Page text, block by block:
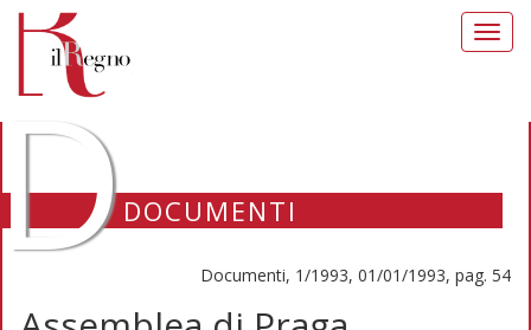
DOCUMENTI
Documenti, 1/1993, 01/01/1993, pag. 54